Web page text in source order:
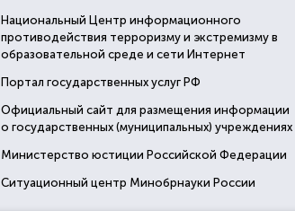
Национальный Центр информационного
противодействия терроризму и экстремизму в
образовательной среде и сети Интернет
Портал государственных услуг РФ
Официальный сайт для размещения информации
о государственных (муниципальных) учреждениях
Министерство юстиции Российской Федерации
Ситуационный центр Минобрнауки России